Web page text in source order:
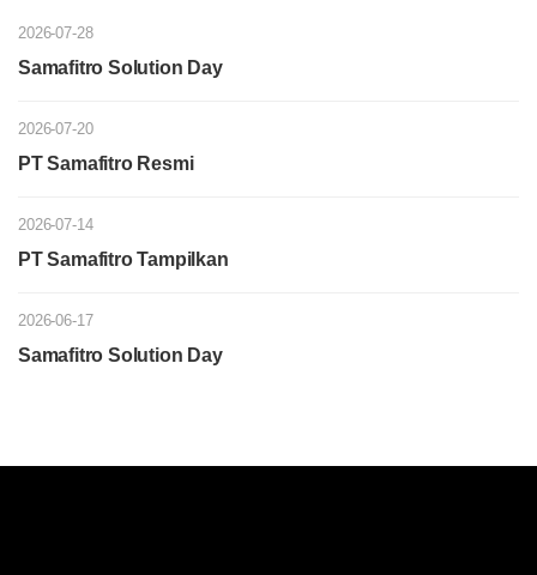
2026-07-28
Samafitro Solution Day
2026-07-20
PT Samafitro Resmi
2026-07-14
PT Samafitro Tampilkan
2026-06-17
Samafitro Solution Day